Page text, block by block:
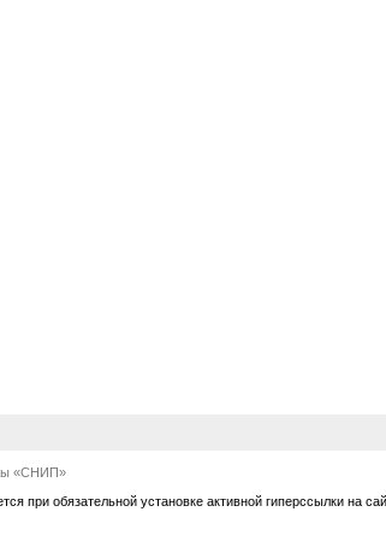
«СНИП»
при обязательной установке активной гиперссылки на